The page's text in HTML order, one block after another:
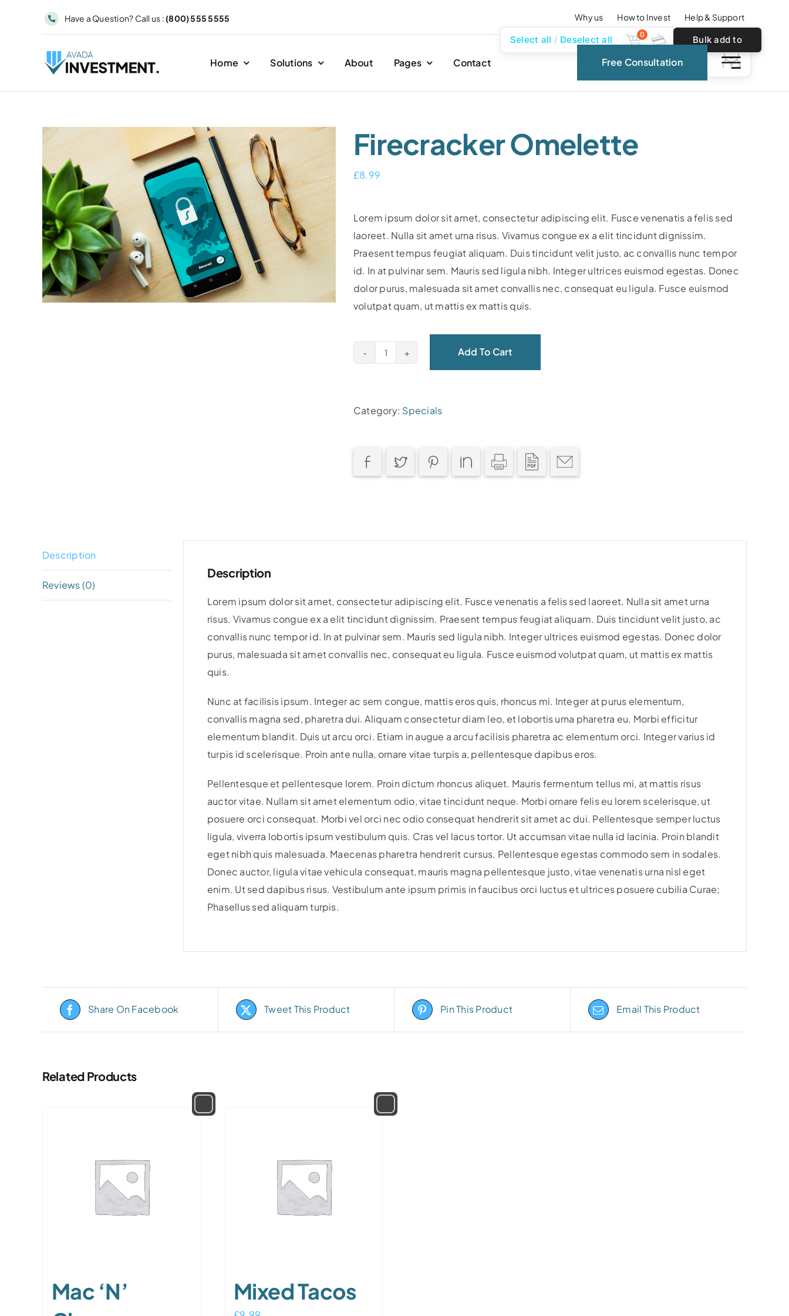
Have a Question? Call us : (800) 555 5555 Why us How to Invest Help & Support
Home Solutions About Pages Contact Free Consultation
Firecracker Omelette
£8.99
Lorem ipsum dolor sit amet, consectetur adipiscing elit. Fusce venenatis a felis sed
laoreet. Nulla sit amet urna risus. Vivamus congue ex a elit tincidunt dignissim.
Praesent tempus feugiat aliquam. Duis tincidunt velit justo, ac convallis nunc tempor
id. In at pulvinar sem. Mauris sed ligula nibh. Integer ultrices euismod egestas. Donec
dolor purus, malesuada sit amet convallis nec, consequat eu ligula. Fusce euismod
volutpat quam, ut mattis ex mattis quis.
Firecracker
Add To Cart
Category: Specials
Description
Reviews (0)
Description
Lorem ipsum dolor sit amet, consectetur adipiscing elit. Fusce venenatis a felis sed laoreet. Nulla sit amet urna
risus. Vivamus congue ex a elit tincidunt dignissim. Praesent tempus feugiat aliquam. Duis tincidunt velit justo, ac
convallis nunc tempor id. In at pulvinar sem. Mauris sed ligula nibh. Integer ultrices euismod egestas. Donec dolor
purus, malesuada sit amet convallis nec, consequat eu ligula. Fusce euismod volutpat quam, ut mattis ex mattis
quis.
Nunc at facilisis ipsum. Integer ac sem congue, mattis eros quis, rhoncus mi. Integer at purus elementum,
convallis magna sed, pharetra dui. Aliquam consectetur diam leo, et lobortis urna pharetra eu. Morbi efficitur
elementum blandit. Duis ut arcu orci. Etiam in augue a arcu facilisis pharetra ac elementum orci. Integer varius id
turpis id scelerisque. Proin ante nulla, ornare vitae turpis a, pellentesque dapibus eros.
Pellentesque et pellentesque lorem. Proin dictum rhoncus aliquet. Mauris fermentum tellus mi, at mattis risus
auctor vitae. Nullam sit amet elementum odio, vitae tincidunt neque. Morbi ornare felis eu lorem scelerisque, ut
posuere orci consequat. Morbi vel orci nec odio consequat hendrerit sit amet ac dui. Pellentesque semper luctus
ligula, viverra lobortis ipsum vestibulum quis. Cras vel lacus tortor. Ut accumsan vitae nulla id lacinia. Proin blandit
eget nibh quis malesuada. Maecenas pharetra hendrerit cursus. Pellentesque egestas commodo sem in sodales.
Donec auctor, ligula vitae vehicula consequat, mauris magna pellentesque justo, vitae venenatis urna nisl eget
enim. Ut sed dapibus risus. Vestibulum ante ipsum primis in faucibus orci luctus et ultrices posuere cubilia Curae;
Phasellus sed aliquam turpis.
Share On Facebook Tweet This Product Pin This Product Email This Product
Related Products
Mac ‘n’
Mixed Tacos
0
Select all Deselect all 0 Bulk add to
cart